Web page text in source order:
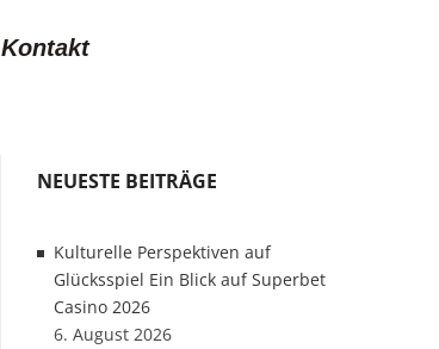
Kontakt
NEUESTE BEITRÄGE
Kulturelle Perspektiven auf
Glücksspiel Ein Blick auf Superbet
Casino 2026
6. August 2026